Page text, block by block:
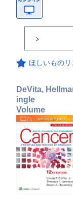
ほしいもの
DeVita,
ingle
Volume